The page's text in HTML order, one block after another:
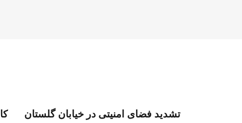
تشدید فضای امنیتی در خیابان گلستان